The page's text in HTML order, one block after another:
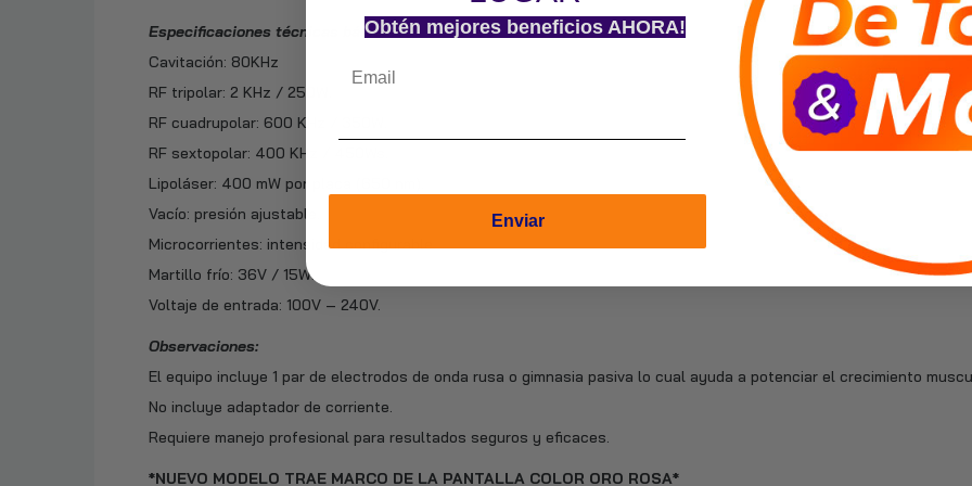
Especificaciones técnicas básicas:
Cavitación: 80KHz
RF tripolar: 2 KHz / 250W.
RF cuadrupolar: 600 KHz / 350W.
RF sextopolar: 400 KHz / 450Ws.
Lipoláser: 400 mW por placa (650 nm).
Vacío: presión ajustable.
Microcorrientes: intensidad configurable.
Martillo frío: 36V / 15W.
Voltaje de entrada: 100V – 240V.
Observaciones:
El equipo incluye 1 par de electrodos de onda rusa o gimnasia pasiva lo cual ayuda a potenciar el crecimiento
No incluye adaptador de corriente.
Requiere manejo profesional para resultados seguros y eficaces.
*NUEVO MODELO TRAE MARCO DE LA PANTALLA COLOR ORO ROSA*
Obtén mejores beneficios AHORA!
Enviar